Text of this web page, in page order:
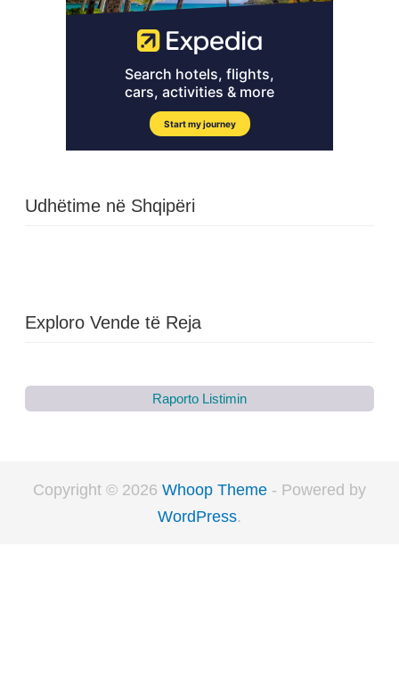
Udhëtime në Shqipëri
Exploro Vende të Reja
Raporto Listimin
Copyright © 2026 Whoop Theme - Powered by
WordPress.